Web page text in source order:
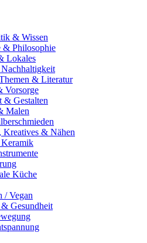
& Wissen
& Philosophie
Lokales
& Literatur
Vorsorge
& Gestalten
Malen
Kreatives & Nähen
Küche
/ Vegan
Gesundheit